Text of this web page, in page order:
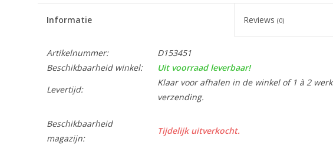
Informatie Reviews(0)
Artikelnummer:
D153451
Beschikbaarheid winkel:
Uit voorraad leverbaar!
Levertijd:
Klaar voor afhalen in de winkel of 1 à 2
verzending.
Beschikbaarheid
magazijn:
Tijdelijk uitverkocht.